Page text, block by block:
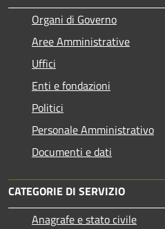
Organi di Governo
Aree Amministrative
Uffici
Enti e fondazioni
Politici
Personale Amministrativo
Documenti e dati
CATEGORIE DI SERVIZIO
Anagrafe e stato civile